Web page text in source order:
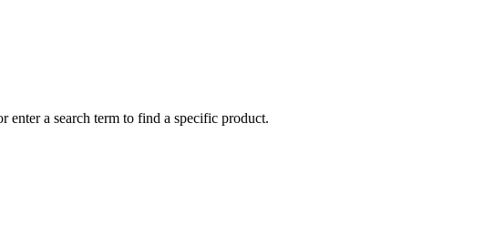
enter a search term to find a specific product.